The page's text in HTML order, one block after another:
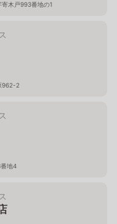
木戸993番地の1
962-2
地4